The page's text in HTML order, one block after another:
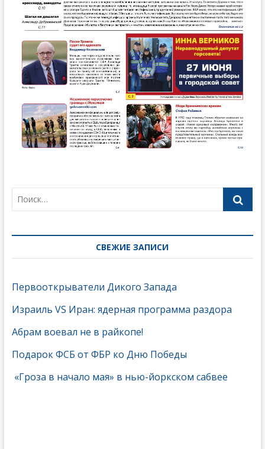
СВЕЖИЕ ЗАПИСИ
Первооткрыватели Дикого Запада
Израиль VS Иран: ядерная программа раздора
Абрам воевал не в райкопе!
Подарок ФСБ от ФБР ко Дню Победы
«Гроза в начало мая» в нью-йоркском сабвее